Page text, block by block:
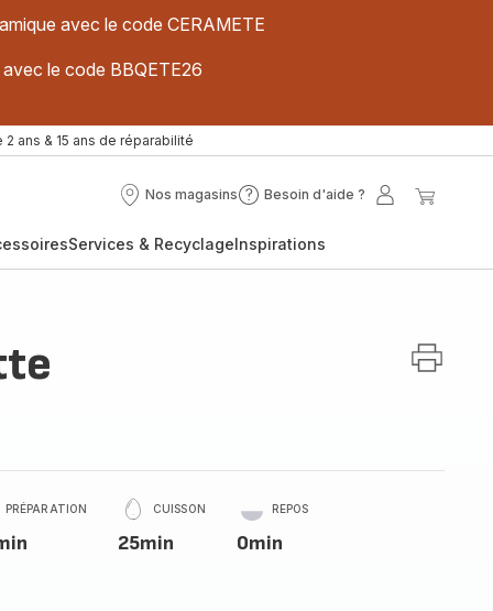
avec le code CERAMETE
le code BBQETE26
2 ans & 15 ans de réparabilité
Nos magasins
Nos
Besoin d'aide ?
Besoin
?
Mon
Services & RecyclageInspirations
PRÉPARATION CUISSON
25min
REPOS
0min